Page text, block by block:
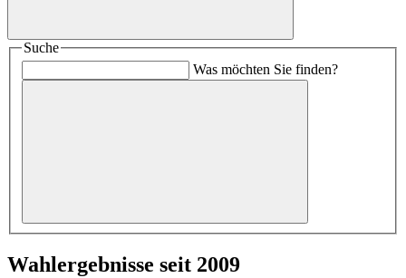
Suche
Was möchten Sie finden?
Wahlergebnisse seit 2009